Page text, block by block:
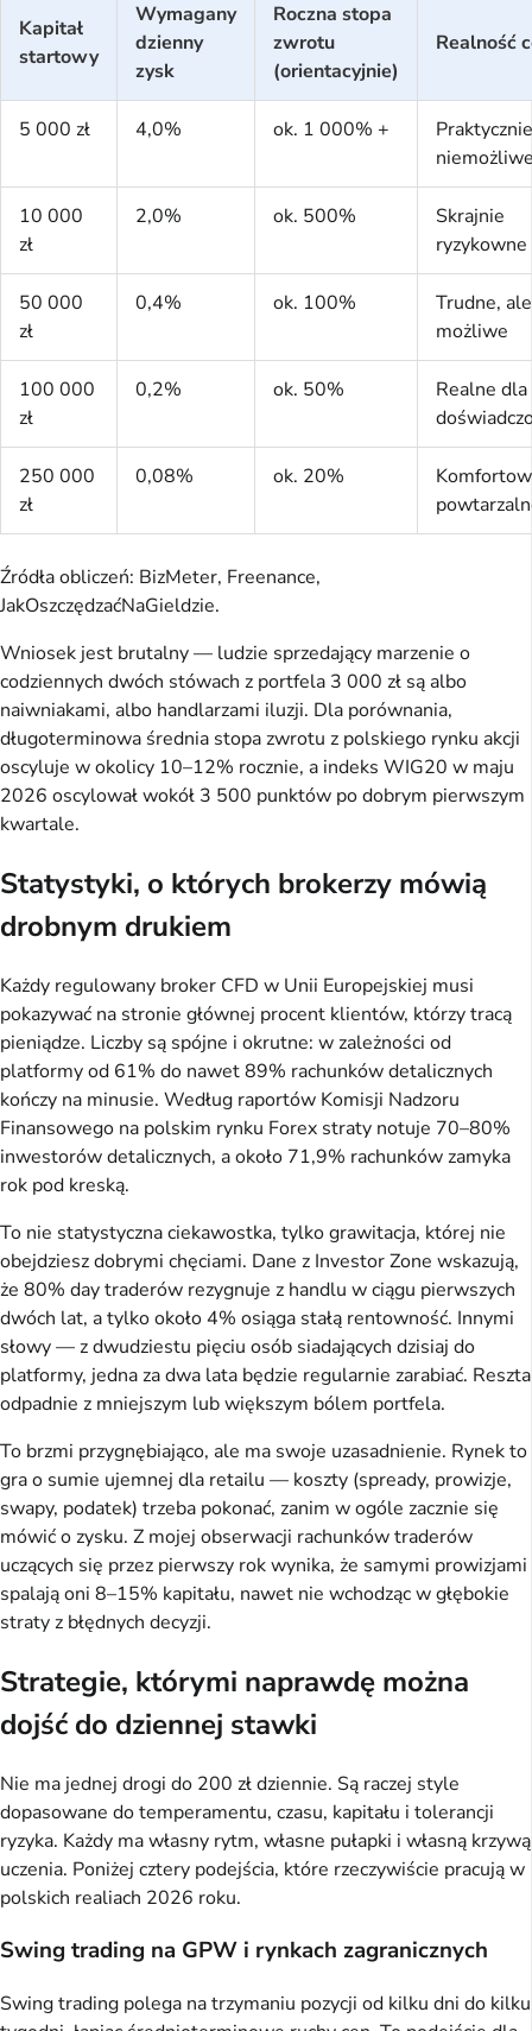
Kapitał
startowy
Wymagany
dzienny
zysk
Roczna stopa
zwrotu
(orientacyjnie)
Realność
5 000 zł 4,0% ok. 1 000% +
Praktycznie
10 000
zł
2,0% ok. 500%
Skrajnie
ryzykowne
50 000
zł
0,4% ok. 100%
Trudne, ale
możliwe
100 000
zł
0,2% ok. 50%
Realne dla
250 000
zł
0,08% ok. 20%
Źródła obliczeń: BizMeter, Freenance,
JakOszczędzaćNaGieldzie.
Wniosek jest brutalny — ludzie sprzedający marzenie o
codziennych dwóch stówach z portfela 3 000 zł są albo
naiwniakami, albo handlarzami iluzji. Dla porównania,
długoterminowa średnia stopa zwrotu z polskiego rynku akcji
oscyluje w okolicy 10–12% rocznie, a indeks WIG20 w maju
2026 oscylował wokół 3 500 punktów po dobrym pierwszym
kwartale.
Statystyki, o których brokerzy mówią
drobnym drukiem
Każdy regulowany broker CFD w Unii Europejskiej musi
pokazywać na stronie głównej procent klientów, którzy tracą
pieniądze. Liczby są spójne i okrutne: w zależności od
platformy od 61% do nawet 89% rachunków detalicznych
kończy na minusie. Według raportów Komisji Nadzoru
Finansowego na polskim rynku Forex straty notuje 70–80%
inwestorów detalicznych, a około 71,9% rachunków zamyka
rok pod kreską.
To nie statystyczna ciekawostka, tylko grawitacja, której nie
obejdziesz dobrymi chęciami. Dane z Investor Zone wskazują,
że 80% day traderów rezygnuje z handlu w ciągu pierwszych
dwóch lat, a tylko około 4% osiąga stałą rentowność. Innymi
słowy — z dwudziestu pięciu osób siadających dzisiaj do
platformy, jedna za dwa lata będzie regularnie zarabiać. Reszta
odpadnie z mniejszym lub większym bólem portfela.
To brzmi przygnębiająco, ale ma swoje uzasadnienie. Rynek to
gra o sumie ujemnej dla retailu — koszty (spready, prowizje,
swapy, podatek) trzeba pokonać, zanim w ogóle zacznie się
mówić o zysku. Z mojej obserwacji rachunków traderów
uczących się przez pierwszy rok wynika, że samymi prowizjami
spalają oni 8–15% kapitału, nawet nie wchodząc w głębokie
straty z błędnych decyzji.
Strategie, którymi naprawdę można
dojść do dziennej stawki
Nie ma jednej drogi do 200 zł dziennie. Są raczej style
dopasowane do temperamentu, czasu, kapitału i tolerancji
ryzyka. Każdy ma własny rytm, własne pułapki i własną krzywą
uczenia. Poniżej cztery podejścia, które rzeczywiście pracują w
polskich realiach 2026 roku.
Swing trading na GPW i rynkach zagranicznych
Swing trading polega na trzymaniu pozycji od kilku dni do kilku